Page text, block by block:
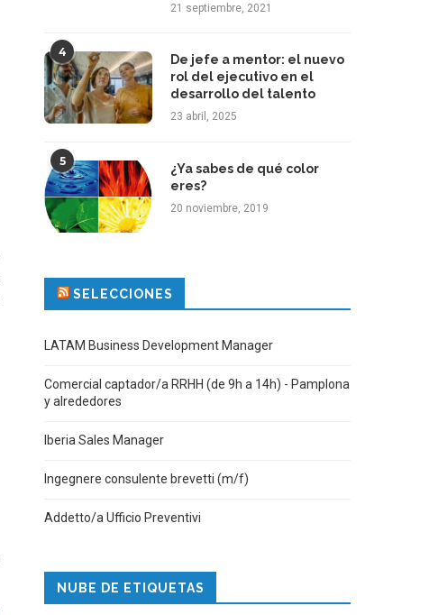
21 septiembre, 2021
4
De jefe a mentor: el nuevo
rol del ejecutivo en el
desarrollo del talento
23 abril, 2025
5
¿Ya sabes de qué color
eres?
20 noviembre, 2019
SELECCIONES
LATAM Business Development Manager
Comercial captador/a RRHH (de 9h a 14h) - Pamplona
y alrededores
Iberia Sales Manager
Ingegnere consulente brevetti (m/f)
Addetto/a Ufficio Preventivi
NUBE DE ETIQUETAS